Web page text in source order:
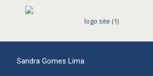
Sandra Gomes Lima